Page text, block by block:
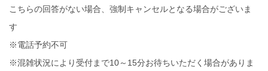
こちらの回答がない場合、強制キャンセルとなる場合がございま
す
※電話予約不可
※混雑状況により受付まで10～15分お待ちいただく場合がありま